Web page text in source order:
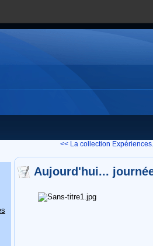
<< La collection
Aujourd'hui...